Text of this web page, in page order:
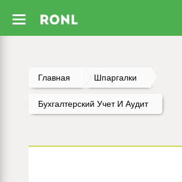
Главная Шпаргалки
Бухгалтерский Учет И Аудит